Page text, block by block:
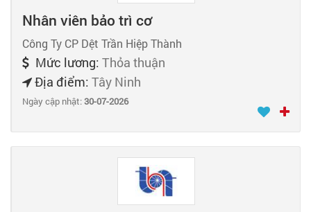
Nhân viên bảo trì cơ
Công Ty CP Dệt Trần Hiệp Thành
Mức lương: Thỏa thuận
Địa điểm: Tây Ninh
Ngày cập nhật:30-07-2026